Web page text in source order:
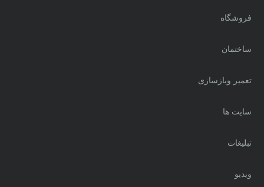
فروشگاه
ساختمان
تعمیر وبازسازی
سایت ها
تبلیغات
ویدیو